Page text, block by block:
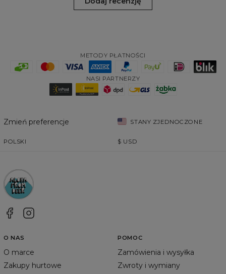
METODY PŁATNOŚCI
NASI PARTNERZY
Zmień preferencje STANY ZJEDNOCZONE
POLSKI $ USD
O NAS
O marce
Zakupy hurtowe
POMOC
Zamówienia i wysyłka
Zwroty i wymiany